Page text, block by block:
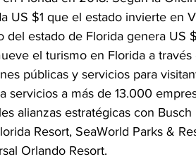
US $1 que el estado invierte en
del estado de Florida genera US
el turismo en Florida a
públicas y servicios para
servicios a más de 13.000
alianzas estratégicas con
Resort, SeaWorld Parks &
Orlando Resort.